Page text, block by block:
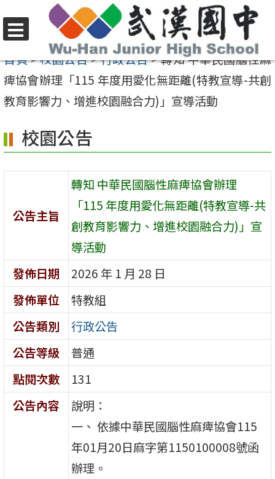
至
要
內
區
選
單
首頁>校園公告>行政公告>轉知 中華民國腦性麻
痺協會辦理「115 年度用愛化無距離(特教宣導-共創
教育影響力、增進校園融合力)」宣導活動
校園公告
公告主旨
轉知 中華民國腦性麻痺協會辦理
「115 年度用愛化無距離(特教宣導-共
創教育影響力、增進校園融合力)」宣
導活動
發佈日期
2026 年 1 月 28 日
發佈單位
特教組
公告類別
行政公告
公告等級
普通
點閱次數
131
公告內容
說明：
一、 依據中華民國腦性麻痺協會115
年01月20日麻字第1150100008號函
辦理。